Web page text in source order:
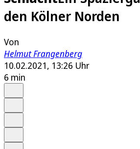
den Kölner Norden
Von
Helmut Frangenberg
10.02.2021, 13:26 Uhr
6 min